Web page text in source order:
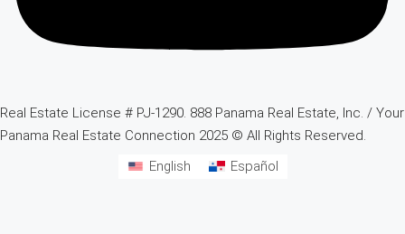
Real Estate License # PJ-1290. 888 Panama Real Estate, Inc. / Your
Panama Real Estate Connection 2025 © All Rights Reserved.
English
Español